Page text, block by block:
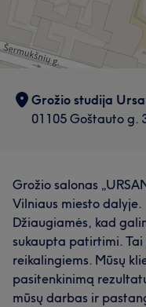
Grožio studija
01105 Goštauto g.
Grožio salonas
Vilniaus miesto dalyje.
Džiaugiamės, kad
sukaupta patirtimi.
reikalingiems. Mūsų
pasitenkinimą
mūsų darbas ir